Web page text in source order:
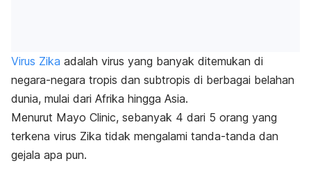
Virus Zika adalah virus yang banyak ditemukan di
negara-negara tropis dan subtropis di berbagai belahan
dunia, mulai dari Afrika hingga Asia.
Menurut Mayo Clinic, sebanyak 4 dari 5 orang yang
terkena virus Zika tidak mengalami tanda-tanda dan
gejala apa pun.